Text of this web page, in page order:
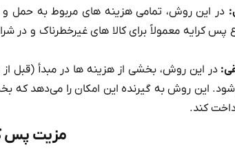
در این روش، تمامی هزینه‌ های مربوط به حمل و
کرایه معمولاً برای کالا های غیرخطرناک و در
در این روش، بخشی از هزینه‌ ها در مبدأ (قبل
این روش به گیرنده این امکان را می‌دهد که
کند.
مزیت پس